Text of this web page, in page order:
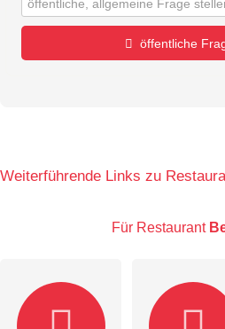
öffentliche
E-Mail-Adresse (wird nicht
Weiterführende Links zu
Für Restaurant